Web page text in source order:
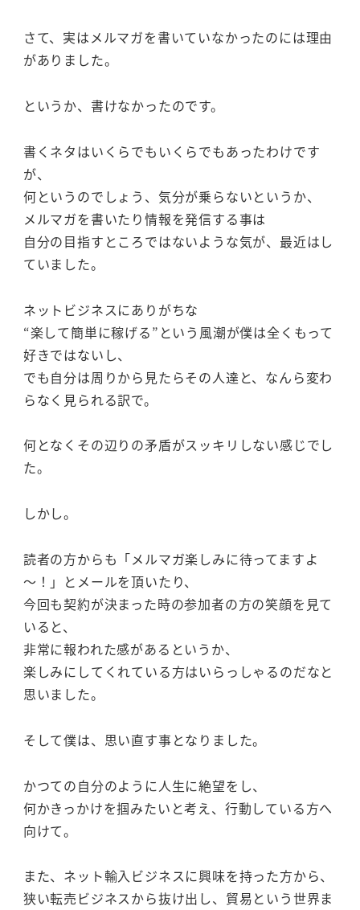
さて、実はメルマガを書いていなかったのには理由
がありました。
というか、書けなかったのです。
書くネタはいくらでもいくらでもあったわけです
が、
何というのでしょう、気分が乗らないというか、
メルマガを書いたり情報を発信する事は
自分の目指すところではないような気が、最近はし
ていました。
ネットビジネスにありがちな
“楽して簡単に稼げる”という風潮が僕は全くもって
好きではないし、
でも自分は周りから見たらその人達と、なんら変わ
らなく見られる訳で。
何となくその辺りの矛盾がスッキリしない感じでし
た。
しかし。
読者の方からも「メルマガ楽しみに待ってますよ
～！」とメールを頂いたり、
今回も契約が決まった時の参加者の方の笑顔を見て
いると、
非常に報われた感があるというか、
楽しみにしてくれている方はいらっしゃるのだなと
思いました。
そして僕は、思い直す事となりました。
かつての自分のように人生に絶望をし、
何かきっかけを掴みたいと考え、行動している方へ
向けて。
また、ネット輸入ビジネスに興味を持った方から、
狭い転売ビジネスから抜け出し、貿易という世界ま